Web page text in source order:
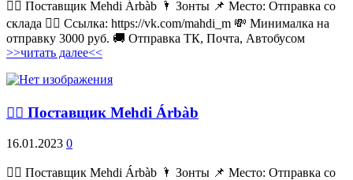
💁‍♂ Поставщик Mehdi Árbàb 🌂 Зонты 📌 Место: Отправка со
склада 👉🏻 Ссылка: https://vk.com/mahdi_m 💸 Минималка на
отправку 3000 руб. 🚚 Отправка ТК, Почта, Автобусом
>>читать далее<<
💁‍♂ Поставщик Mehdi Árbàb
16.01.2023 0
💁‍♂ Поставщик Mehdi Árbàb 🌂 Зонты 📌 Место: Отправка со